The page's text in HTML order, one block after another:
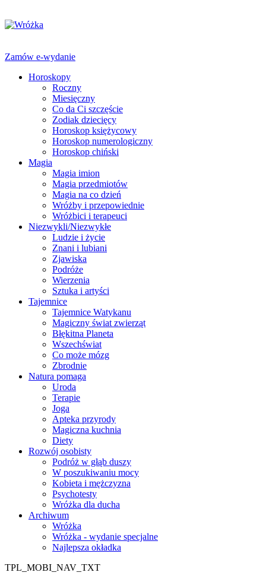
Zamów e-wydanie
Horoskopy
Roczny
Miesięczny
Co da Ci szczęście
Zodiak dziecięcy
Horoskop księżycowy
Horoskop numerologiczny
Horoskop chiński
Magia
Magia imion
Magia przedmiotów
Magia na co dzień
Wróżby i przepowiednie
Wróżbici i terapeuci
Niezwykli/Niezwykłe
Ludzie i życie
Znani i lubiani
Zjawiska
Podróże
Wierzenia
Sztuka i artyści
Tajemnice
Tajemnice Watykanu
Magiczny świat zwierząt
Błękitna Planeta
Wszechświat
Co może mózg
Zbrodnie
Natura pomaga
Uroda
Terapie
Joga
Apteka przyrody
Magiczna kuchnia
Diety
Rozwój osobisty
Podróż w głąb duszy
W poszukiwaniu mocy
Kobieta i mężczyzna
Psychotesty
Wróżka dla ducha
Archiwum
Wróżka
Wróżka - wydanie specjalne
Najlepsza okładka
TPL_MOBI_NAV_TXT